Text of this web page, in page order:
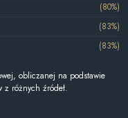
(80%)
(83%)
(83%)
obliczanej na podstawie
różnych źródeł.